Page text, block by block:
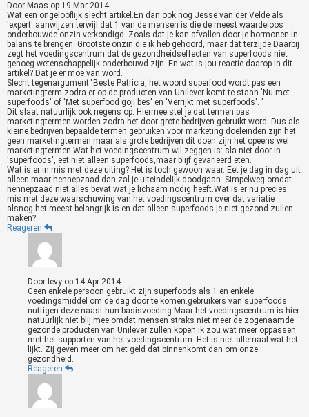
Door Maas op 19 Mar 2014
Wat een ongelooflijk slecht artikel.En dan ook nog Jesse van der Velde als
'expert' aanwijzen terwijl dat 1 van de mensen is die de meest waardeloos
onderbouwde onzin verkondigd. Zoals dat je kan afvallen door je hormonen in
balans te brengen. Grootste onzin die ik heb gehoord, maar dat terzijde.Daarbij
zegt het voedingscentrum dat de gezondheidseffecten van superfoods niet
genoeg wetenschappelijk onderbouwd zijn. En wat is jou reactie daarop in dit
artikel? Dat je er moe van word.
Slecht tegenargument."Beste Patricia, het woord superfood wordt pas een
marketingterm zodra er op de producten van Unilever komt te staan 'Nu met
superfoods' of 'Met superfood goji bes' en 'Verrijkt met superfoods'. "
Dit slaat natuurlijk ook negens op. Hiermee stel je dat termen pas
marketingtermen worden zodra het door grote bedrijven gebruikt word. Dus als
kleine bedrijven bepaalde termen gebruiken voor marketing doeleinden zijn het
geen marketingtermen maar als grote bedrijven dit doen zijn het opeens wel
marketingtermen.Wat het voedingscentrum wil zeggen is: sla niet door in
'superfoods', eet niet alleen superfoods,maar blijf gevarieerd eten.
Wat is er in mis met deze uiting? Het is toch gewoon waar. Eet je dag in dag uit
alleen maar hennepzaad dan zal je uiteindelijk doodgaan. Simpelweg omdat
hennepzaad niet alles bevat wat je lichaam nodig heeft.Wat is er nu precies
mis met deze waarschuwing van het voedingscentrum over dat variatie
alsnog het meest belangrijk is en dat alleen superfoods je niet gezond zullen
maken?
Reageren
Door levy op 14 Apr 2014
Geen enkele persoon gebruikt zijn superfoods als 1 en enkele
voedingsmiddel om de dag door te komen.gebruikers van superfoods
nuttigen deze naast hun basisvoeding.Maar het voedingscentrum is hier
natuurlijk niet blij mee omdat mensen straks niet meer de zogenaamde
gezonde producten van Unilever zullen kopen.ik zou wat meer oppassen
met het supporten van het voedingscentrum. Het is niet allemaal wat het
lijkt. Zij geven meer om het geld dat binnenkomt dan om onze
gezondheid.
Reageren